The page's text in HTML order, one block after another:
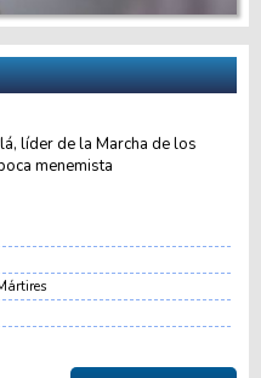
líder de la Marcha de los
menemista